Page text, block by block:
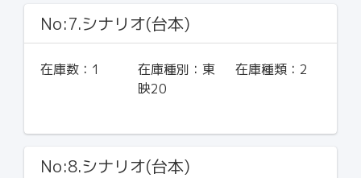
No:7.シナリオ(台本)
在庫数： 1 在庫種別： 東
映20
在庫種類： 2
No:8.シナリオ(台本)